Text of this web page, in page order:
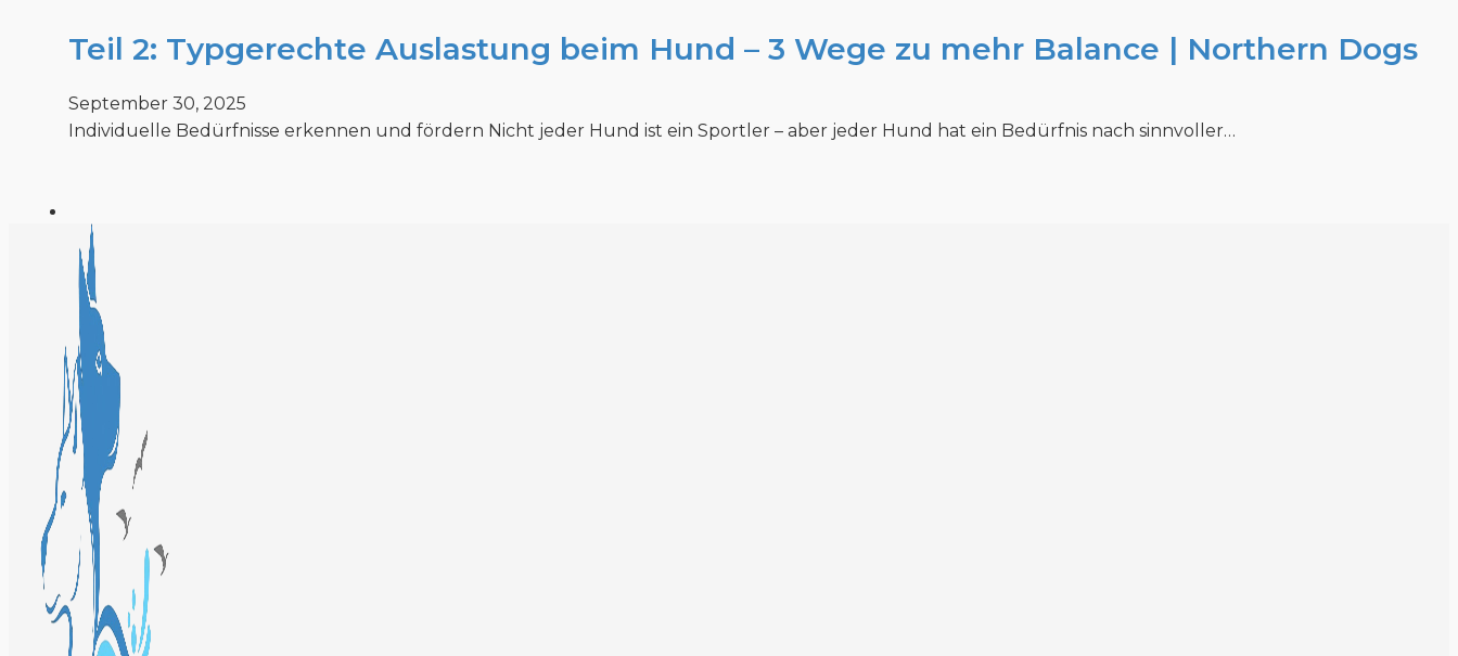
Teil 2: Typgerechte Auslastung beim Hund – 3 Wege zu mehr Balance | Northern Dogs
September 30, 2025
Individuelle Bedürfnisse erkennen und fördern Nicht jeder Hund ist ein Sportler – aber jeder Hund hat ein Bedürfnis nach sinnvoller…